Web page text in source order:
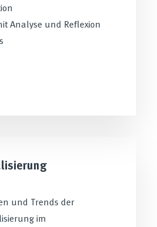
Analyse und Reflexion
und Trends der
im